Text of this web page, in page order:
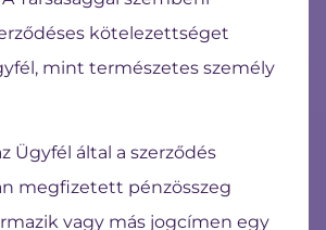
kötelezettséget
mint természetes személy
Ügyfél által a szerződés
megfizetett pénzösszeg
vagy más jogcímen egy